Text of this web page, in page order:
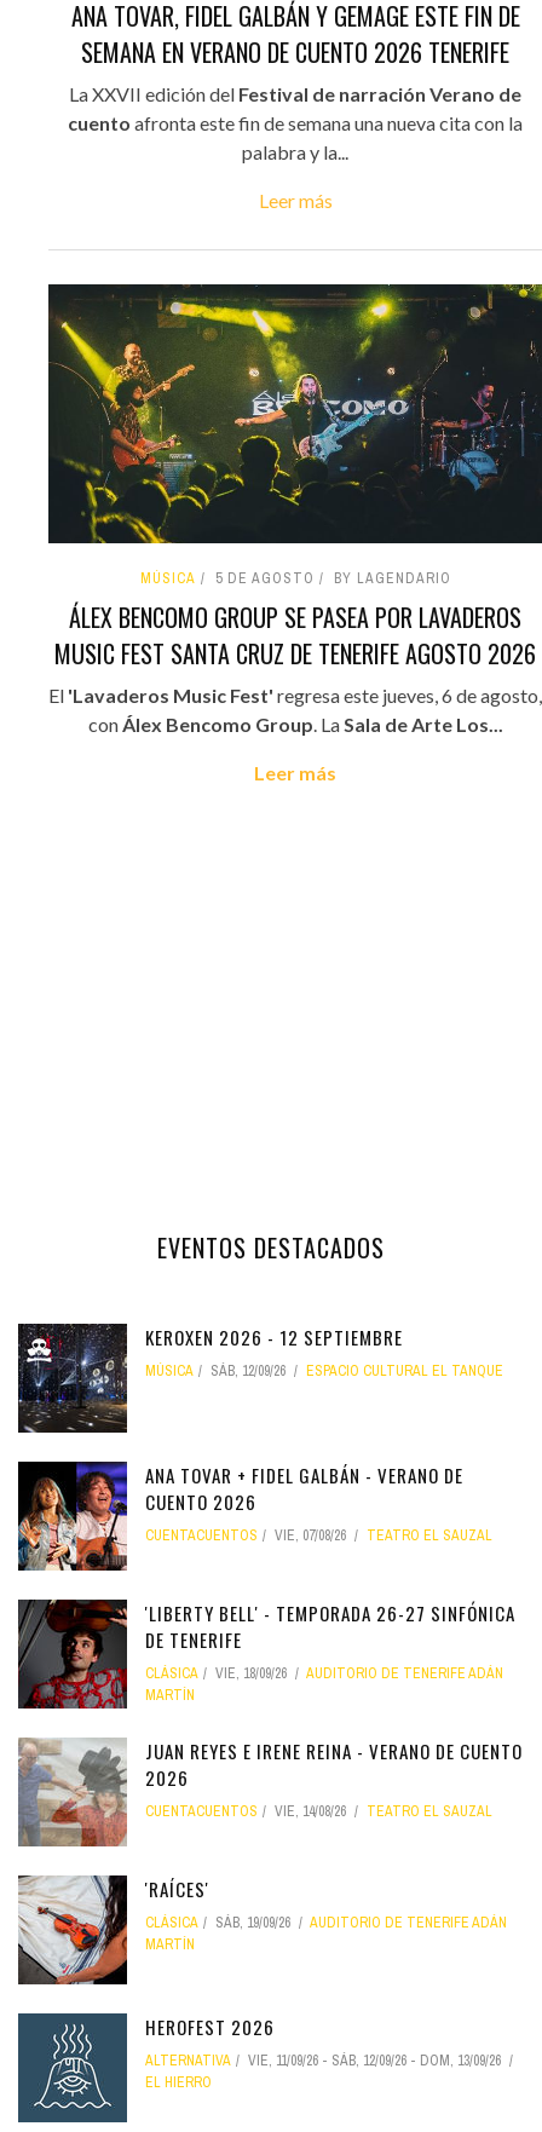
ANA TOVAR, FIDEL GALBÁN Y GEMAGE ESTE FIN DE
SEMANA EN VERANO DE CUENTO 2026 TENERIFE
La XXVII edición del Festival de narración Verano de
cuento afronta este fin de semana una nueva cita con la
palabra y la...
Leer más
MÚSICA 5 DE AGOSTO BY LAGENDARIO
ÁLEX BENCOMO GROUP SE PASEA POR LAVADEROS
MUSIC FEST SANTA CRUZ DE TENERIFE AGOSTO 2026
El 'Lavaderos Music Fest' regresa este jueves, 6 de agosto,
conÁlex Bencomo Group. LaSala de Arte Los...
Leer más
EVENTOS DESTACADOS
KEROXEN 2026 - 12 SEPTIEMBRE
MÚSICA SÁB, 12/09/26 ESPACIO CULTURAL EL TANQUE
ANA TOVAR + FIDEL GALBÁN - VERANO DE
CUENTO 2026
CUENTACUENTOS VIE, 07/08/26 TEATRO EL SAUZAL
'LIBERTY BELL' - TEMPORADA 26-27 SINFÓNICA
DE TENERIFE
CLÁSICA VIE, 18/09/26
AUDITORIO DE TENERIFE ADÁN
MARTÍN
JUAN REYES E IRENE REINA - VERANO DE CUENTO
2026
CUENTACUENTOS VIE, 14/08/26 TEATRO EL SAUZAL
'RAÍCES'
CLÁSICA SÁB, 19/09/26
AUDITORIO DE TENERIFE ADÁN
MARTÍN
HEROFEST 2026
ALTERNATIVA VIE, 11/09/26 - SÁB, 12/09/26 - DOM, 13/09/26
EL HIERRO